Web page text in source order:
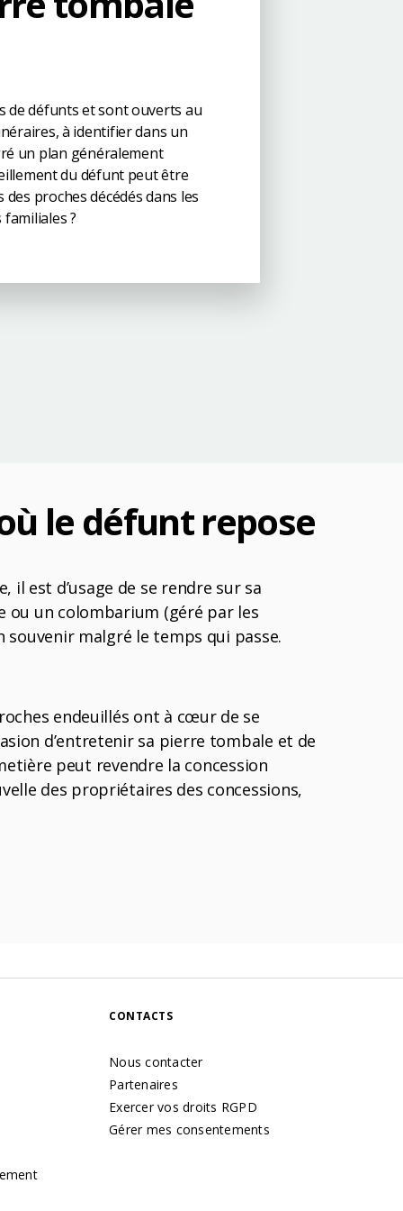
de défunts et sont ouverts au
à identifier dans un
un plan généralement
du défunt peut être
proches décédés dans les
?
le défunt repose
il est d’usage de se rendre sur sa
ou un colombarium (géré par les
souvenir malgré le temps qui passe.
endeuillés ont à cœur de se
d’entretenir sa pierre tombale et de
peut revendre la concession
des propriétaires des concessions,
CONTACTS
Nous contacter
Partenaires
Exercer vos droits RGPD
Gérer mes consentements